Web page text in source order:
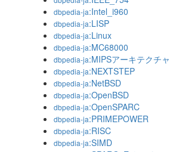
dbpedia-ja:Intel_i960
dbpedia-ja:LISP
dbpedia-ja:Linux
dbpedia-ja:MC68000
dbpedia-ja:MIPSアーキテクチャ
dbpedia-ja:NEXTSTEP
dbpedia-ja:NetBSD
dbpedia-ja:OpenBSD
dbpedia-ja:OpenSPARC
dbpedia-ja:PRIMEPOWER
dbpedia-ja:RISC
dbpedia-ja:SIMD